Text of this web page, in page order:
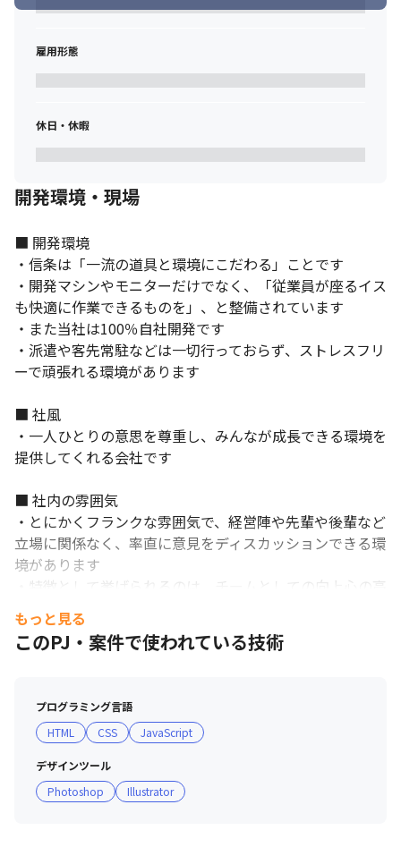
雇用形態
休日・休暇
開発環境・現場
■ 開発環境
・信条は「一流の道具と環境にこだわる」ことです
・開発マシンやモニターだけでなく、「従業員が座るイス
も快適に作業できるものを」、と整備されています
・また当社は100％自社開発です
・派遣や客先常駐などは一切行っておらず、ストレスフリ
ーで頑張れる環境があります
■ 社風
・一人ひとりの意思を尊重し、みんなが成長できる環境を
提供してくれる会社です
■ 社内の雰囲気
・とにかくフランクな雰囲気で、経営陣や先輩や後輩など
立場に関係なく、率直に意見をディスカッションできる環
境があります
・特徴として挙げられるのは、チームとしての向上心の高
さや個人の学習意欲の高さもあります
・これからもっと頑張りたい方は、刺激をたくさん受ける
ことができます
中する、カウンターに立って設計を考える、バランスボー
ルに座って企画を練るなど、多種多様です
もっと見る
このPJ・案件で使われている技術
プログラミング言語
HTML
CSS JavaScript
デザインツール
Photoshop
Illustrator